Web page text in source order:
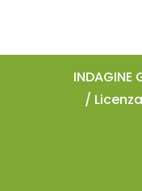
/